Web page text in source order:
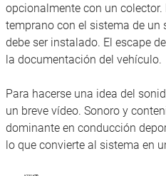
opcionalmente con un colector.
temprano con el sistema de un
debe ser instalado. El escape
la documentación del vehículo.
Para hacerse una idea del
un breve vídeo. Sonoro y
dominante en conducción
lo que convierte al sistema en